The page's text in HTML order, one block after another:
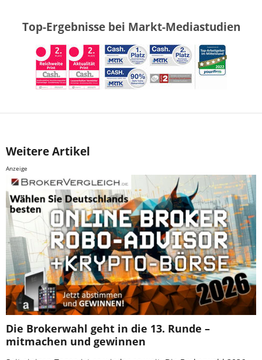
Top-Ergebnisse bei Markt-Mediastudien
Weitere Artikel
Anzeige
Die Brokerwahl geht in die 13. Runde –
mitmachen und gewinnen